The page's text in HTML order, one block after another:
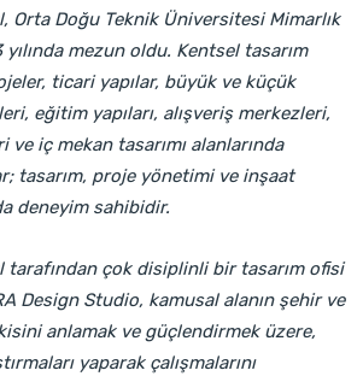
Orta Doğu Teknik Üniversitesi Mimarlık
mezun oldu. Kentsel tasarım
ticari yapılar, büyük ve küçük
eğitim yapıları, alışveriş merkezleri,
iç mekan tasarımı alanlarında
tasarım, proje yönetimi ve inşaat
deneyim sahibidir.
tarafından çok disiplinli bir tasarım ofisi
Design Studio, kamusal alanın şehir ve
anlamak ve güçlendirmek üzere,
yaparak çalışmalarını